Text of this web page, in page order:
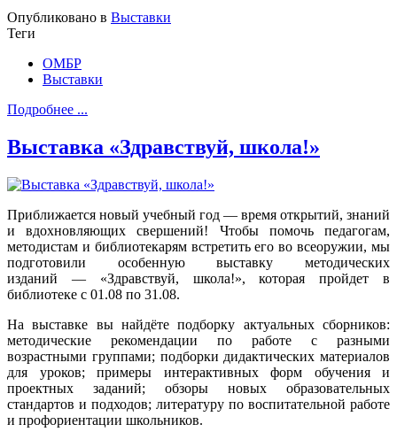
Опубликовано в Выставки
Теги
ОМБР
Выставки
Подробнее ...
Выставка «Здравствуй, школа!»
Приближается новый учебный год — время открытий, знаний
и вдохновляющих свершений! Чтобы помочь педагогам,
методистам и библиотекарям встретить его во всеоружии, мы
подготовили особенную выставку методических
изданий — «Здравствуй, школа!», которая пройдет в
библиотеке с 01.08 по 31.08.
На выставке вы найдёте подборку актуальных сборников:
методические рекомендации по работе с разными
возрастными группами; подборки дидактических материалов
для уроков; примеры интерактивных форм обучения и
проектных заданий; обзоры новых образовательных
стандартов и подходов; литературу по воспитательной работе
и профориентации школьников.